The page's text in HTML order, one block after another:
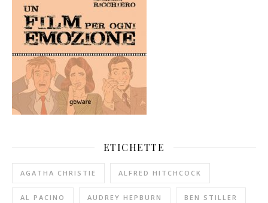
ETICHETTE
AGATHA CHRISTIE ALFRED HITCHCOCK
AL PACINO AUDREY HEPBURN BEN STILLER